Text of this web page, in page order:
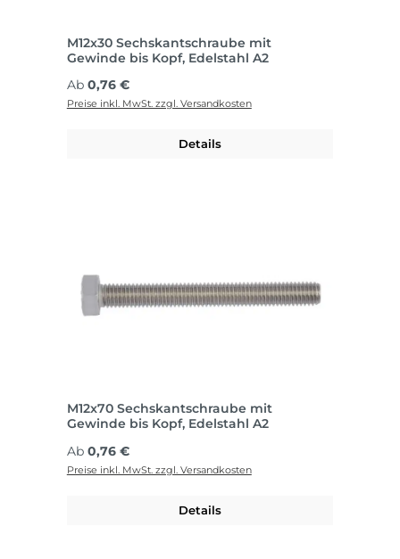
M12x30 Sechskantschraube mit
Gewinde bis Kopf, Edelstahl A2
Regulärer Preis:
Ab 0,76 €
Preise inkl. MwSt. zzgl. Versandkosten
Details
M12x70 Sechskantschraube mit
Gewinde bis Kopf, Edelstahl A2
Regulärer Preis:
Ab 0,76 €
Preise inkl. MwSt. zzgl. Versandkosten
Details